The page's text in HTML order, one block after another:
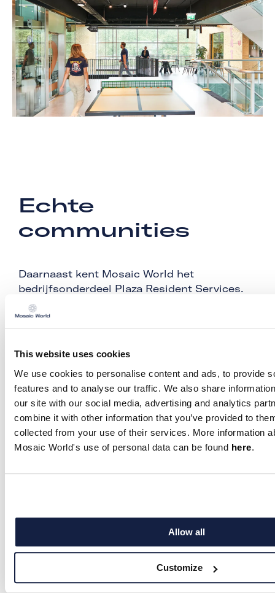
This website uses cookies
We use cookies to personalise content and ads, to provide
features and to analyse our traffic. We also share
our site with our social media, advertising and analytics
combine it with other information that you’ve provided to
collected from your use of their services. More information
Mosaic World's use of personal data can be found here.
Allow all
Customize
Echte
communities
Daarnaast kent Mosaic World het
bedrijfsonderdeel Plaza Resident Services.
Zij richten zich specifiek op kleinschalige
woonruimtes met eigen voorzieningen en
gedeelde gemeenschapruimten voor
TU Eindhoven een ’microliving’-gebouw met
meer dan vierhonderd woonplekken
geëxploiteerd. “Daar hebben we echt een
community gerealiseerd. Er wonen niet
alleen 440 studenten. We bieden er ook
onderdak aan een kinderdagverblijf, een
dienstverlening: ergens tussen het gevoel
van een hotel en het huren van een woning
in. En dat doen we op een transparante,
klantvriendelijke manier.”